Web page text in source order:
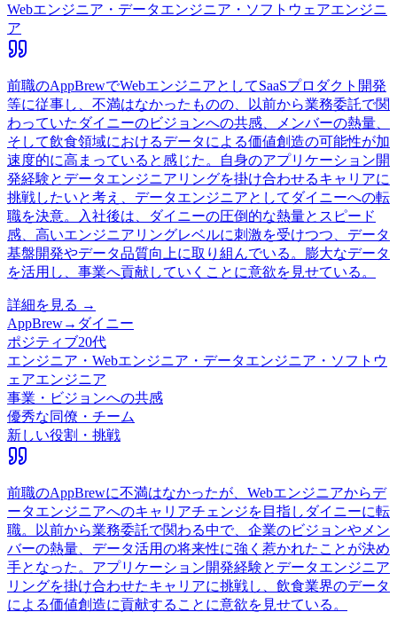
Webエンジニア・データエンジニア・ソフトウェアエンジニ
ア
前職のAppBrewでWebエンジニアとしてSaaSプロダクト開発
等に従事し、不満はなかったものの、以前から業務委託で関
わっていたダイニーのビジョンへの共感、メンバーの熱量、
そして飲食領域におけるデータによる価値創造の可能性が加
速度的に高まっていると感じた。自身のアプリケーション開
発経験とデータエンジニアリングを掛け合わせるキャリアに
挑戦したいと考え、データエンジニアとしてダイニーへの転
職を決意。入社後は、ダイニーの圧倒的な熱量とスピード
感、高いエンジニアリングレベルに刺激を受けつつ、データ
基盤開発やデータ品質向上に取り組んでいる。膨大なデータ
を活用し、事業へ貢献していくことに意欲を見せている。
詳細を見る →
AppBrew→ ダイニー
ポジティブ20代
エンジニア・Webエンジニア・データエンジニア・ソフトウ
ェアエンジニア
事業・ビジョンへの共感
優秀な同僚・チーム
新しい役割・挑戦
前職のAppBrewに不満はなかったが、Webエンジニアからデ
ータエンジニアへのキャリアチェンジを目指しダイニーに転
職。以前から業務委託で関わる中で、企業のビジョンやメン
バーの熱量、データ活用の将来性に強く惹かれたことが決め
手となった。アプリケーション開発経験とデータエンジニア
リングを掛け合わせたキャリアに挑戦し、飲食業界のデータ
による価値創造に貢献することに意欲を見せている。